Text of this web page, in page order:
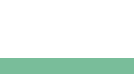
𝘿𝙖𝙢𝙚𝙨 : 𝙨𝙚́𝙣𝙞𝙤𝙧𝙨